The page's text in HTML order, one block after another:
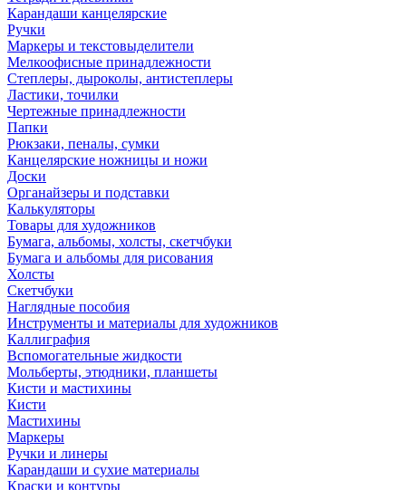
Карандаши канцелярские
Ручки
Маркеры и текстовыделители
Мелкоофисные принадлежности
Степлеры, дыроколы, антистеплеры
Ластики, точилки
Чертежные принадлежности
Папки
Рюкзаки, пеналы, сумки
Канцелярские ножницы и ножи
Доски
Органайзеры и подставки
Калькуляторы
Товары для художников
Бумага, альбомы, холсты, скетчбуки
Бумага и альбомы для рисования
Холсты
Скетчбуки
Наглядные пособия
Инструменты и материалы для художников
Каллиграфия
Вспомогательные жидкости
Мольберты, этюдники, планшеты
Кисти и мастихины
Кисти
Мастихины
Маркеры
Ручки и линеры
Карандаши и сухие материалы
Краски и контуры